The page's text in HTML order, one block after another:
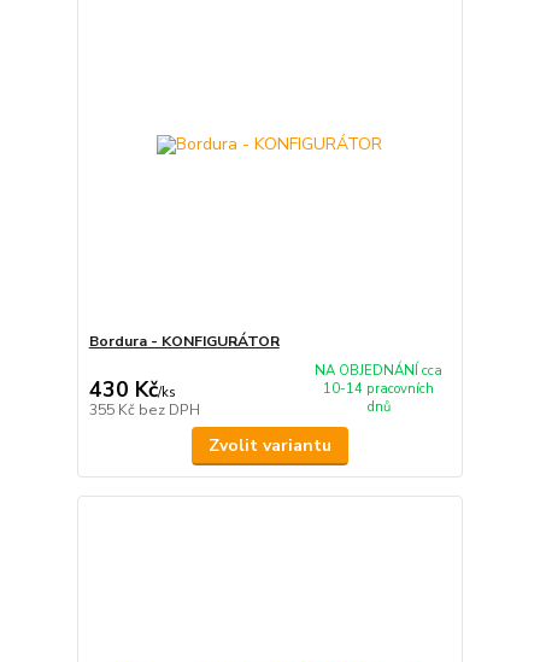
Bordura - KONFIGURÁTOR
430 Kč/ks
355 Kč bez DPH
NA OBJEDNÁNÍ cca
10-14 pracovních
dnů
Zvolit variantu